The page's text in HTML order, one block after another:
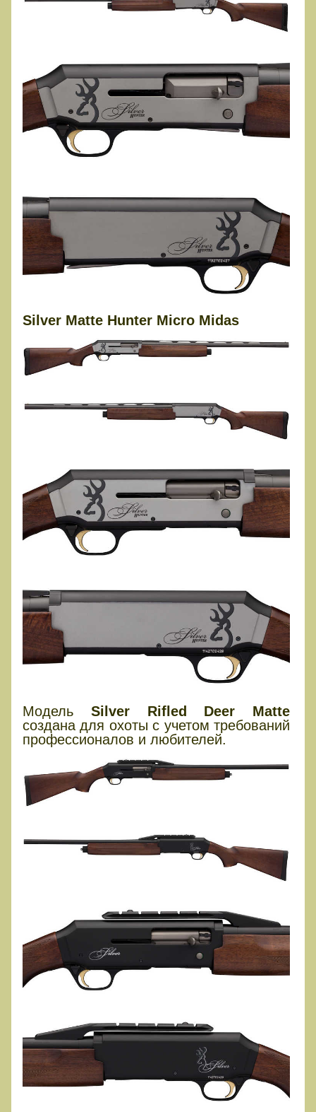
Silver Matte Hunter Micro Midas
Модель Silver Rifled Deer Matte
создана для охоты с учетом требований
профессионалов и любителей.